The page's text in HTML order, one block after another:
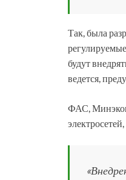
Так, была
будут
ведется,
ФАС,